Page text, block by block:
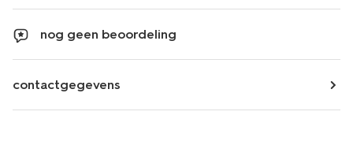
nog geen beoordeling
contactgegevens